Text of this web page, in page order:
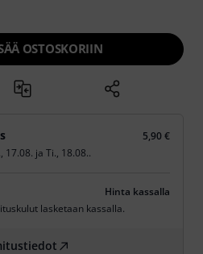
OSTOSKORIIN
5,90 €
17.08. ja Ti., 18.08..
Hinta kassalla
lasketaan kassalla.